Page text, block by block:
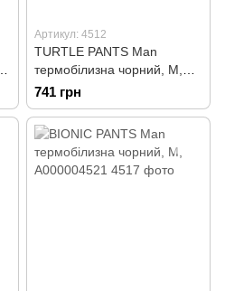
Артикул: 4512
TURTLE PANTS Man
термобілизна чорний, M,
А000004488
741 грн